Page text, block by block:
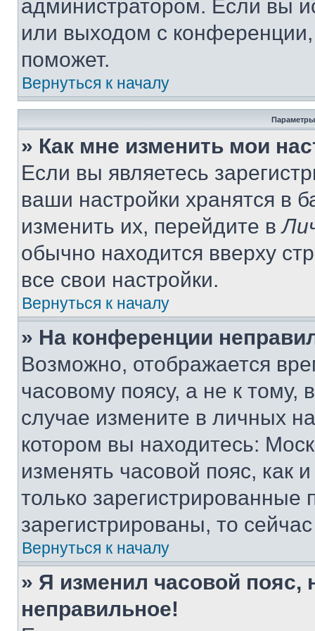
администратором. Если вы
или выходом с
поможет.
Вернуться к началу
Параметры
» Как мне изменить мои
Если вы являетесь
ваши настройки хранятся в
изменить их, перейдите в
обычно находится вверху
все свои настройки.
Вернуться к началу
» На конференции
Возможно, отображается
часовому поясу, а не к тому,
случае измените в личных
котором вы находитесь:
изменять часовой пояс, как
только
зарегистрированы, то
Вернуться к началу
» Я изменил часовой пояс,
неправильное!